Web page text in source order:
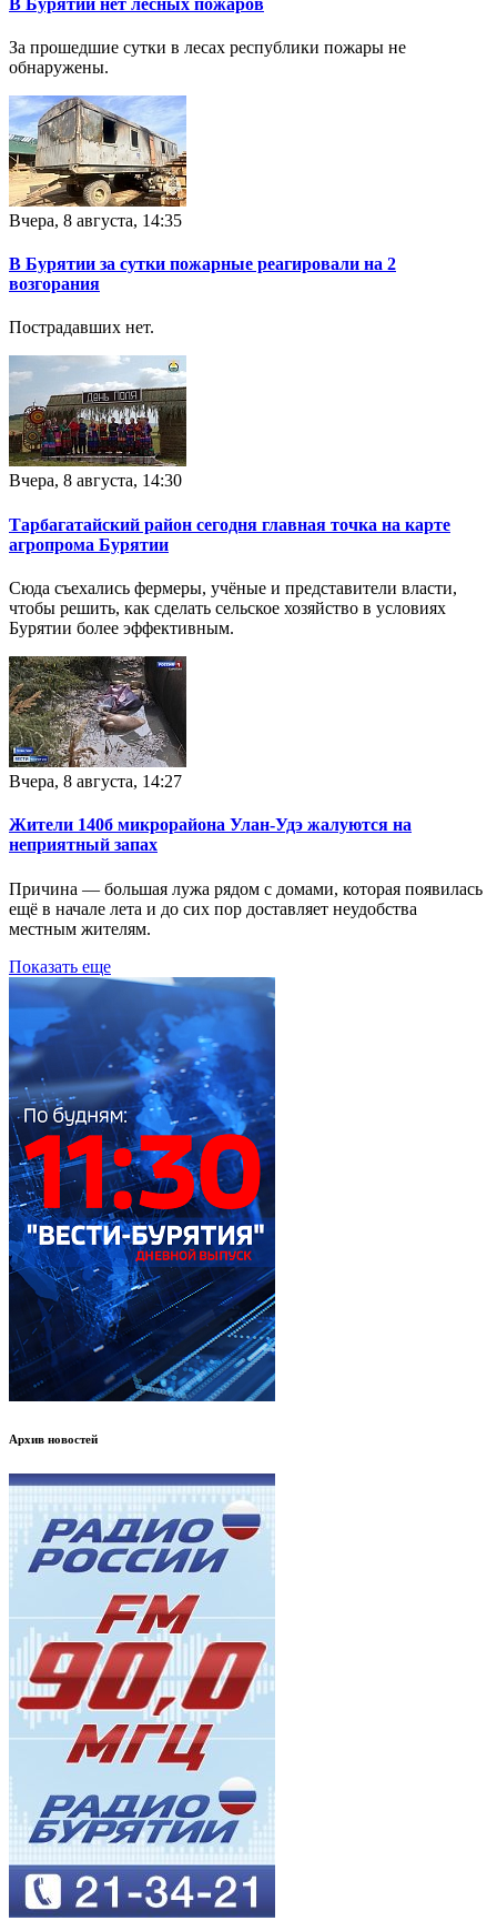
За прошедшие сутки в лесах республики пожары не
обнаружены.
Вчера, 8 августа, 14:35
В Бурятии за сутки пожарные реагировали на 2
возгорания
Пострадавших нет.
Вчера, 8 августа, 14:30
Тарбагатайский район сегодня главная точка на карте
агропрома Бурятии
Сюда съехались фермеры, учёные и представители власти,
чтобы решить, как сделать сельское хозяйство в условиях
Бурятии более эффективным.
Вчера, 8 августа, 14:27
Жители 140б микрорайона Улан-Удэ жалуются на
неприятный запах
Причина — большая лужа рядом с домами, которая появилась
ещё в начале лета и до сих пор доставляет неудобства
местным жителям.
Показать еще
Архив новостей